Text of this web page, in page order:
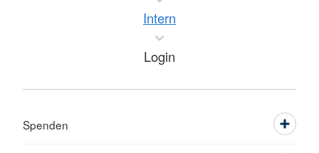
Intern
Login
Spenden